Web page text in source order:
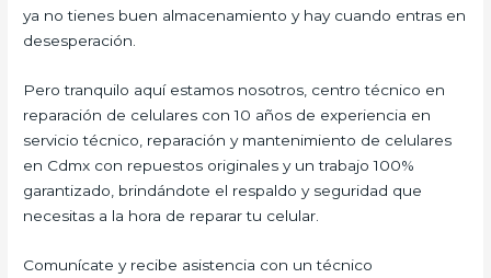
ya no tienes buen almacenamiento y hay cuando entras en
desesperación.
Pero tranquilo aquí estamos nosotros, centro técnico en
reparación de celulares con 10 años de experiencia en
servicio técnico, reparación y mantenimiento de celulares
en Cdmx con repuestos originales y un trabajo 100%
garantizado, brindándote el respaldo y seguridad que
necesitas a la hora de reparar tu celular.
Comunícate y recibe asistencia con un técnico